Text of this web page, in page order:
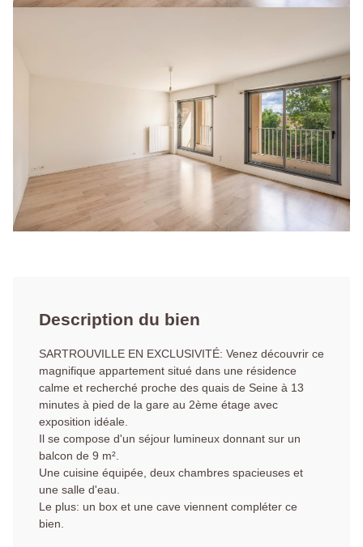
Description du bien
SARTROUVILLE EN EXCLUSIVITÉ: Venez découvrir ce
magnifique appartement situé dans une résidence
calme et recherché proche des quais de Seine à 13
minutes à pied de la gare au 2ème étage avec
exposition idéale.
Il se compose d'un séjour lumineux donnant sur un
balcon de 9 m².
Une cuisine équipée, deux chambres spacieuses et
une salle d'eau.
Le plus: un box et une cave viennent compléter ce
bien.